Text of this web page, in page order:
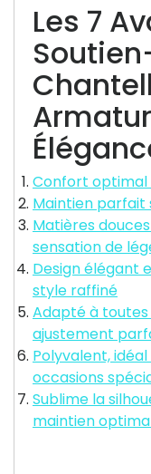
Les 7
Confort optimal
Maintien parfait
Matières
sensation de
Design élégant
style raffiné
Adapté à
ajustement
Polyvalent,
occasions
Sublime la
maintien